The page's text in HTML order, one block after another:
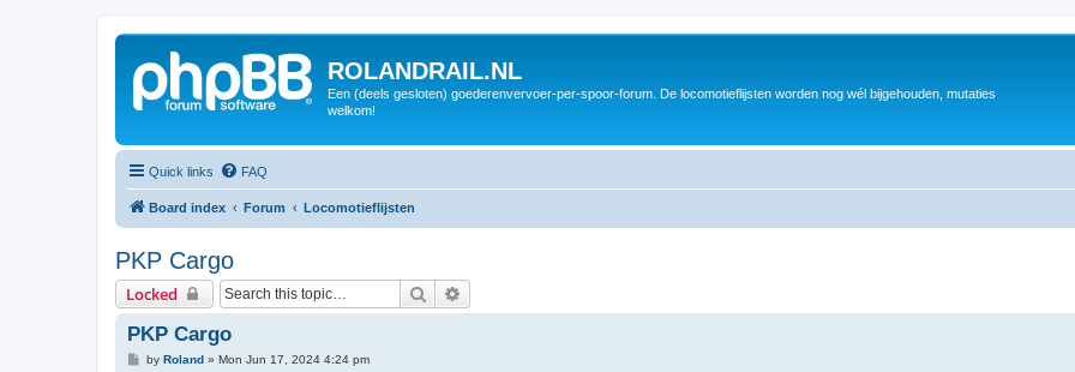
ROLANDRAIL.NL
Een (deels gesloten) goederenvervoer-per-spoor-forum. De locomotieflijsten worden nog wél bijgehouden, mutaties
welkom!
Quick links FAQ
Board index Forum Locomotieflijsten
PKP Cargo
Locked Search
PKP Cargo
Pby Roland» Mon Jun 17, 2024 4:24 pm